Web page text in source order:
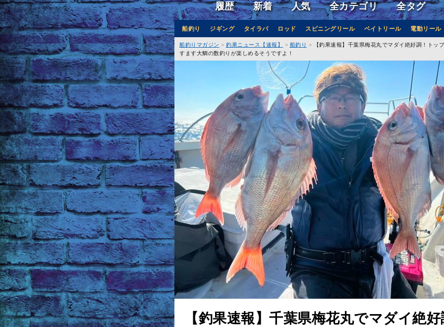
履歴 新着 人気 全カテゴリ 全タグ
船釣り ジギング タイラバ ロッド スピニングリール ベイトリール 電動リール
船釣りマガジン 釣果ニュース【速報】 船釣り
【釣果速報】千葉県梅花丸でマダイ絶好調！トッ
すます大鯛の数釣りが楽しめるそうですよ！
【釣果速報】千葉県梅花丸でマダイ絶